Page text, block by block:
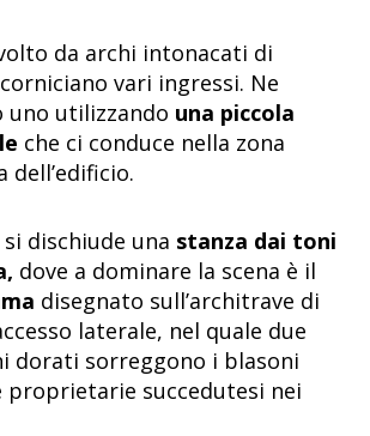
da archi intonacati di
vari ingressi. Ne
uno utilizzando una piccola
che ci conduce nella zona
dell’edificio.
dischiude una stanza dai toni
dove a dominare la scena è il
disegnato sull’architrave di
laterale, nel quale due
dorati sorreggono i blasoni
proprietarie succedutesi nei